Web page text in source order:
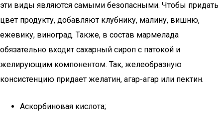
эти виды являются самыми безопасными. Чтобы придать
цвет продукту, добавляют клубнику, малину, вишню,
ежевику, виноград. Также, в состав мармелада
обязательно входит сахарный сироп с патокой и
желирующим компонентом. Так, желеобразную
консистенцию придает желатин, агар-агар или пектин.
Аскорбиновая кислота;